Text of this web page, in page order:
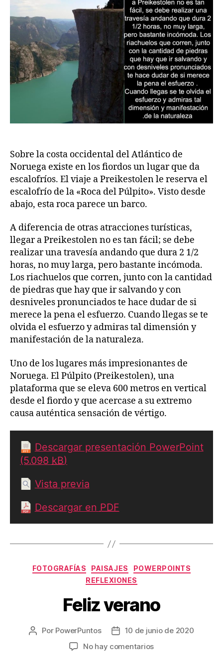
Sobre la costa occidental del Atlántico de
Noruega existe en los fiordos un lugar que da
escalofríos. El viaje a Preikestolen le reserva el
escalofrío de la «Roca del Púlpito». Visto desde
abajo, esta roca parece un barco.
A diferencia de otras atracciones turísticas,
llegar a Preikestolen no es tan fácil; se debe
realizar una travesía andando que dura 2 1/2
horas, no muy larga, pero bastante incómoda.
Los riachuelos que corren, junto con la cantidad
de piedras que hay que ir salvando y con
desniveles pronunciados te hace dudar de si
merece la pena el esfuerzo. Cuando llegas se te
olvida el esfuerzo y admiras tal dimensión y
manifestación de la naturaleza.
Uno de los lugares más impresionantes de
Noruega. El Púlpito (Preikestolen), una
plataforma que se eleva 600 metros en vertical
desde el fiordo y que acercase a su extremo
causa auténtica sensación de vértigo.
Descargar presentación PowerPoint
(5.098 kB)
Vista previa
Descargar en PDF
Categorías
FOTOGRAFÍAS PAISAJES
POWERPOINTS
REFLEXIONES
Feliz verano
Autor
Por PowerPuntos
Fecha10 de junio de 2020
No hay comentariosen